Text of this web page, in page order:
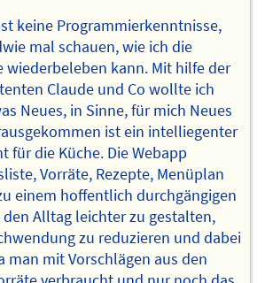
keine Programmierkenntnisse,
mal schauen, wie ich die
wiederbeleben kann. Mit hilfe der
Claude und Co wollte ich
Neues, in Sinne, für mich Neues
ist ein intelliegenter
für die Küche. Die Webapp
Vorräte, Rezepte, Menüplan
einem hoffentlich durchgängigen
den Alltag leichter zu gestalten,
zu reduzieren und dabei
man mit Vorschlägen aus den